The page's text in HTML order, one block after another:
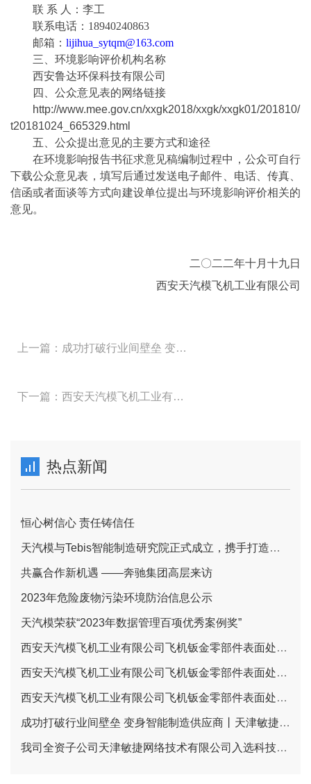
联 系 人：李工
联系电话：18940240863
邮箱： lijihua_sytqm@163.com
三、环境影响评价机构名称
西安鲁达环保科技有限公司
四、公众意见表的网络链接
http://www.mee.gov.cn/xxgk2018/xxgk/xxgk01/201810/
t20181024_665329.html
五、公众提出意见的主要方式和途径
在环境影响报告书征求意见稿编制过程中，公众可自行
下载公众意见表，填写后通过发送电子邮件、电话、传真、
信函或者面谈等方式向建设单位提出与环境影响评价相关的
意见。
二〇二二年十月十九日
西安天汽模飞机工业有限公司
上一篇：成功打破行业间壁垒 变身智能制造供应商丨天津敏捷云让柔性产线满足刚性需求
下一篇：西安天汽模飞机工业有限公司飞机钣金零部件表面处理项目 环境影响评价第二次公示
热点新闻
恒心树信心 责任铸信任
天汽模与Tebis智能制造研究院正式成立，携手打造智能制造一体化新标杆
共赢合作新机遇 ——奔驰集团高层来访
2023年危险废物污染环境防治信息公示
天汽模荣获“2023年数据管理百项优秀案例奖”
西安天汽模飞机工业有限公司飞机钣金零部件表面处理项目报批前环境影响报告书全文和公众参与说明公示信息
西安天汽模飞机工业有限公司飞机钣金零部件表面处理项目 环境影响评价第二次公示
西安天汽模飞机工业有限公司飞机钣金零部件表面处理项目 环境影响公众参与信息公示（一次公示）
成功打破行业间壁垒 变身智能制造供应商丨天津敏捷云让柔性产线满足刚性需求
我司全资子公司天津敏捷网络技术有限公司入选科技型中小企业名单